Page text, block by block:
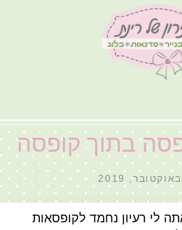
בתוך קופסה
לי רעיון נחמד לקופסאות